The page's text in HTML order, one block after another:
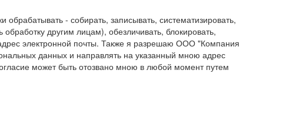
- собирать, записывать, систематизировать,
обработку другим лицам), обезличивать, блокировать,
электронной почты. Также я разрешаю ООО "Компания
данных и направлять на указанный мною адрес
может быть отозвано мною в любой момент путем